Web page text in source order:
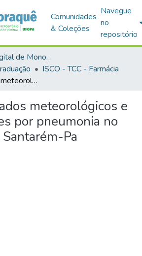
Comunidades
& Coleções
Navegue
no
repositório
Biblioteca Digital de Monografias (BDM)
ISCO - TCC - Farmácia
Análise de dados meteorológicos e de internações por pneumonia no município de Santarém-Pa
meteorológicos e
por pneumonia no
Pa